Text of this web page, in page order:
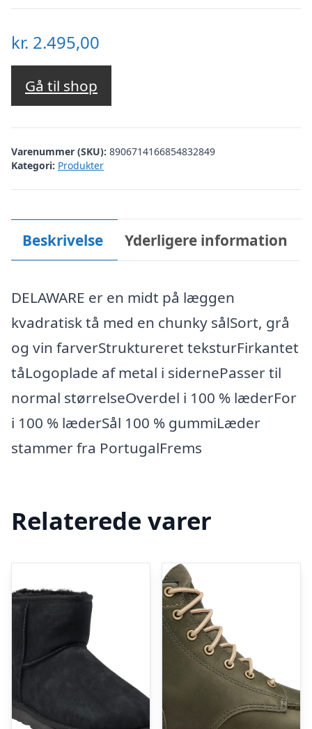
kr. 2.495,00
Gå til shop
Varenummer (SKU): 8906714166854832849
Kategori: Produkter
Beskrivelse Yderligere information
DELAWARE er en midt på læggen
kvadratisk tå med en chunky sålSort, grå
og vin farverStruktureret teksturFirkantet
tåLogoplade af metal i sidernePasser til
normal størrelseOverdel i 100 % læderFor
i 100 % læderSål 100 % gummiLæder
stammer fra PortugalFrems
Relaterede varer